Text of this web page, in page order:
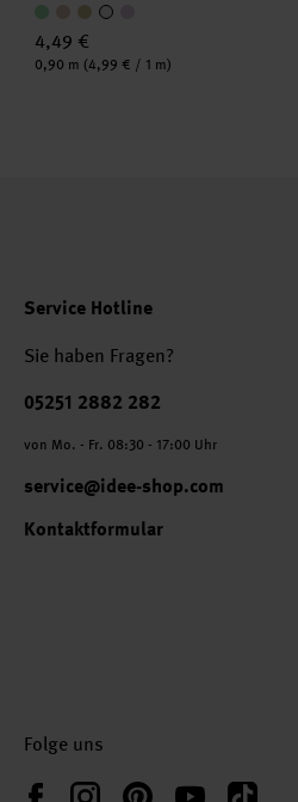
4,49 €
Inhalt:
0,90 m (4,99 € / 1 m)
Service Hotline
Sie haben Fragen?
Telefonnummer
05251 2882 282
von Mo. - Fr. 08:30 - 17:00 Uhr
service@idee-shop.com
Kontaktformular
Folge uns
FacebookInstagramPinterestYouTubeTikTok